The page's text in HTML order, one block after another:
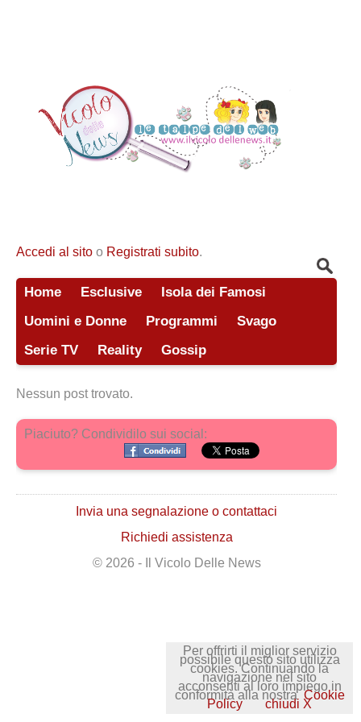
Accedi al sito o Registrati subito.
Home Esclusive
Isola dei Famosi
Uomini e Donne
Programmi
Svago
Serie TV
Reality Gossip
Nessun post trovato.
Piaciuto? Condividilo sui social:
Invia una segnalazione o contattaci
Richiedi assistenza
© 2026 - Il Vicolo Delle News
Per offrirti il miglior servizio
possibile questo sito utilizza
cookies. Continuando la
navigazione nel sito
acconsenti al loro impiego in
conformità alla nostra Cookie
Policy chiudi X